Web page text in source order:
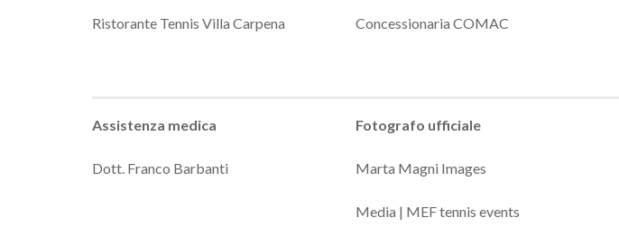
Ristorante Tennis Villa Carpena Concessionaria COMAC
Assistenza medica
Dott. Franco Barbanti
Fotografo ufficiale
Marta Magni Images
Media | MEF tennis events